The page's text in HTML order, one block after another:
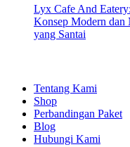
Lyx Cafe And
Konsep Modern dan
yang Santai
Tentang Kami
Shop
Perbandingan Paket
Blog
Hubungi Kami